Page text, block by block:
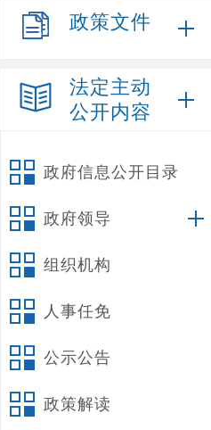
政策文件
法定主动
公开内容
政府信息公开目录
政府领导
组织机构
人事任免
公示公告
政策解读